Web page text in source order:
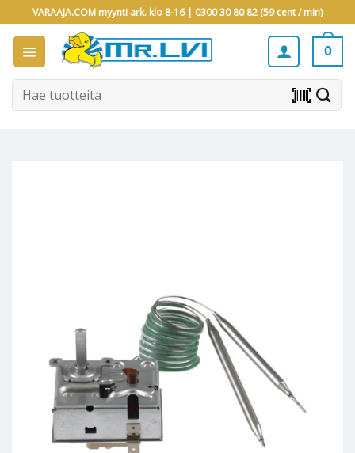
to
content
VARAAJA.COM myynti ark. klo 8-16 | 0300 30 80 82 (59 cent / min)
0
Etsi: barcode_scanner